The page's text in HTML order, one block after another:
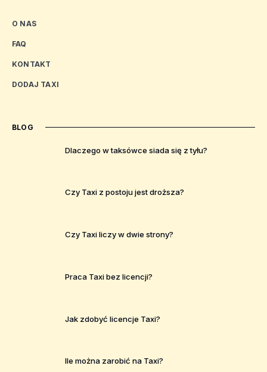
O NAS
FAQ
KONTAKT
DODAJ TAXI
BLOG
Dlaczego w taksówce siada się z tyłu?
Czy Taxi z postoju jest droższa?
Czy Taxi liczy w dwie strony?
Praca Taxi bez licencji?
Jak zdobyć licencje Taxi?
Ile można zarobić na Taxi?